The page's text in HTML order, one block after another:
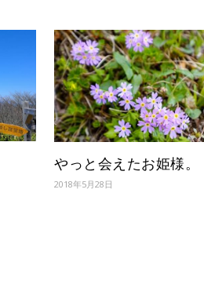
やっと会えたお姫様。
2018年5月28日